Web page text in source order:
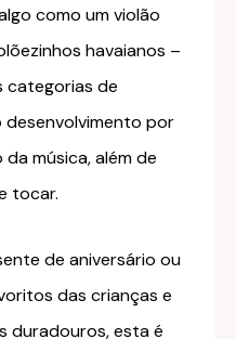
como um violão
havaianos –
categorias de
desenvolvimento por
música, além de
tocar.
de aniversário ou
das crianças e
duradouros, esta é